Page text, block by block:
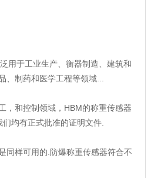
用于工业生产、衡器制造、建筑和
、制药和医学工程等领域...
，和控制领域，HBM的称重传感器
均有正式批准的证明文件.
同样可用的.防爆称重传感器符合不